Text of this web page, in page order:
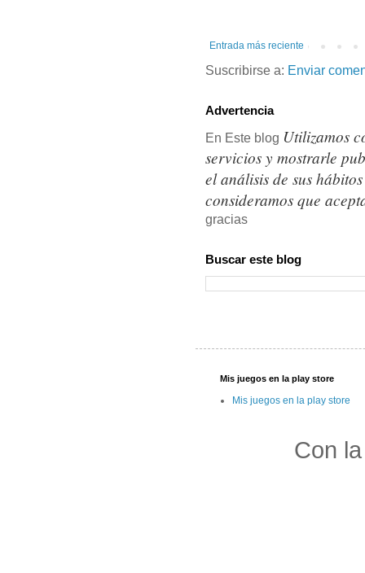
Entrada más reciente
Suscribirse a: Enviar
Advertencia
En Este blog Utilizamos
servicios y mostrarle
el análisis de sus
consideramos que
gracias
Buscar este blog
Mis juegos en la play store
Mis juegos en la play store
Con